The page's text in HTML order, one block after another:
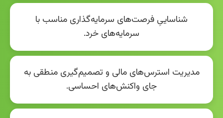
شناساییِ فرصت‌های سرمایه‌گذاری مناسب با
سرمایه‌های خرد.
مدیریت استرس‌های مالی و تصمیم‌گیری منطقی به
جای واکنش‌های احساسی.